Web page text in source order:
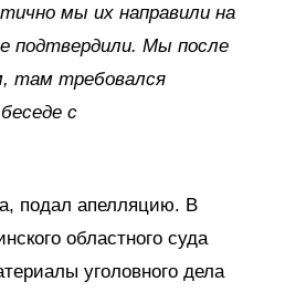
мы их направили на
подтвердили. Мы после
там требовался
с
подал апелляцию. В
областного суда
уголовного дела